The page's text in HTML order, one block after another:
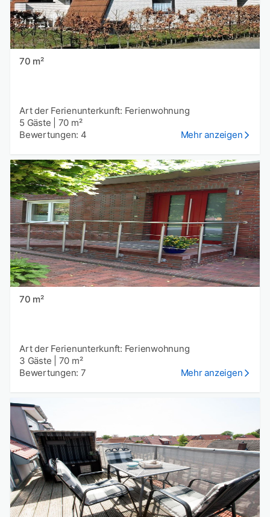
70 m²
Art der Ferienunterkunft: Ferienwohnung
5 Gäste
70 m²
Bewertungen: 4
Mehr anzeigen
70 m²
Art der Ferienunterkunft: Ferienwohnung
3 Gäste
70 m²
Bewertungen: 7
Mehr anzeigen